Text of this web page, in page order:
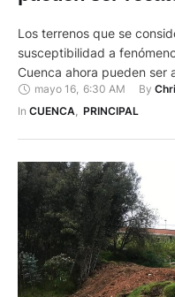
Los terrenos que se
susceptibilidad a
Cuenca ahora pueden ser
con base en estudios
la reforma a la Ordenanza
mayo 16 6:30 AM By
In CUENCA, PRINCIPAL